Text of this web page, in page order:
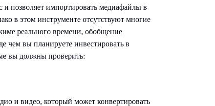
позволяет импортировать медиафайлы в
в этом инструменте отсутствуют многие
реального времени, обобщение
чем вы планируете инвестировать в
вы должны проверить:
и видео, который может конвертировать